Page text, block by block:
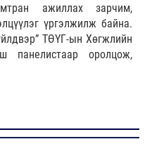
ажиллах зарчим,
үргэлжилж байна.
ТӨҮГ-ын Хөгжлийн
панелистаар оролцож,